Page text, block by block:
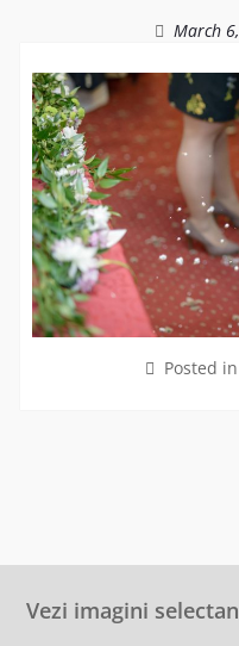
March
Posted
Vezi imagini